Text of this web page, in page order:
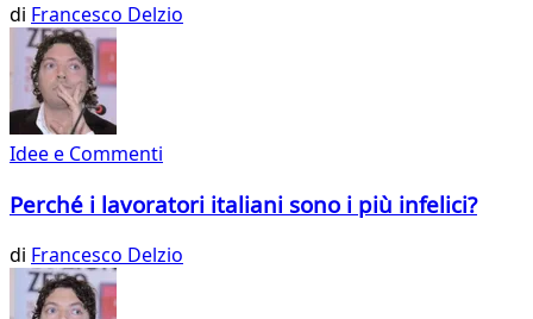
di Francesco Delzio
Idee e Commenti
Perché i lavoratori italiani sono i più infelici?
di Francesco Delzio